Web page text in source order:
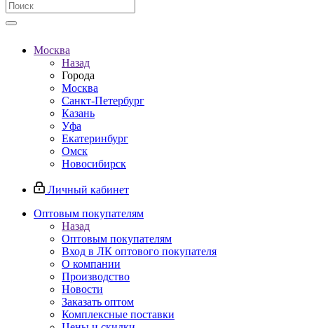
Москва
Назад
Города
Москва
Санкт-Петербург
Казань
Уфа
Екатеринбург
Омск
Новосибирск
Личный кабинет
Оптовым покупателям
Назад
Оптовым покупателям
Вход в ЛК оптового покупателя
О компании
Производство
Новости
Заказать оптом
Комплексные поставки